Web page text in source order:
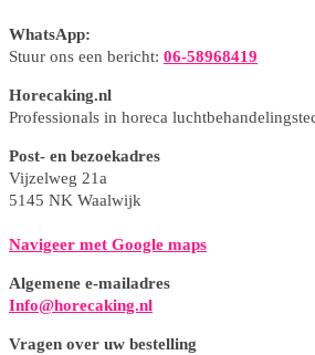
WhatsApp:
Stuur ons een bericht: 06-58968419
Horecaking.nl
Professionals in horeca
Post- en bezoekadres
Vijzelweg 21a
5145 NK Waalwijk
Navigeer met Google maps
Algemene e-mailadres
Info@horecaking.nl
Vragen over uw bestelling